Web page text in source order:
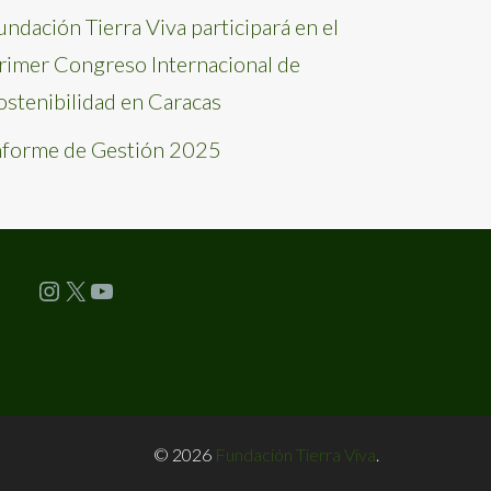
Tierra Viva participará en el
Congreso Internacional de
en Caracas
de Gestión 2025
Instagram X YouTube
© 2026 Fundación Tierra Viva.